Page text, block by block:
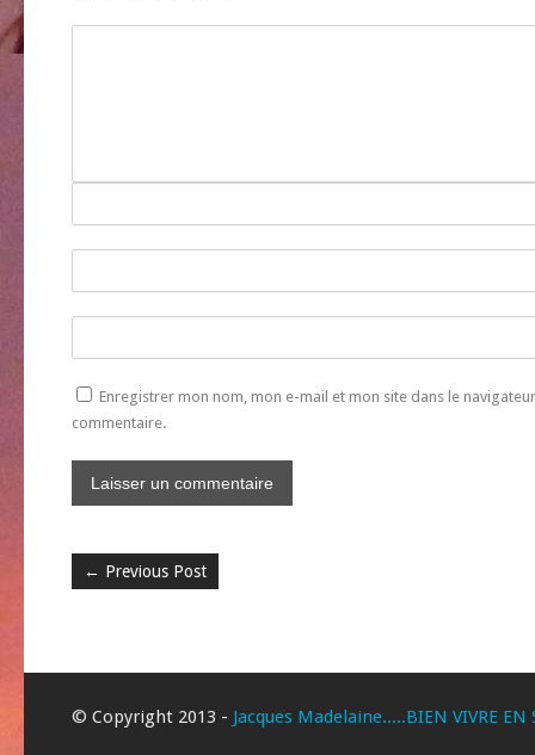
Enregistrer mon nom, mon e-mail et mon site dans le
commentaire.
← Previous Post
© Copyright 2013 - Jacques Madelaine.....BIEN VIVRE EN